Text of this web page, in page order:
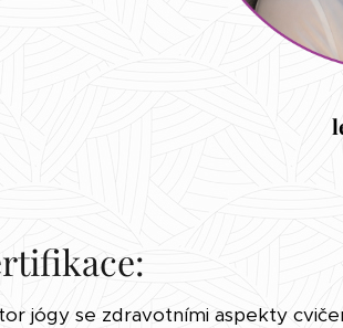
jógy se zdravotními aspekty